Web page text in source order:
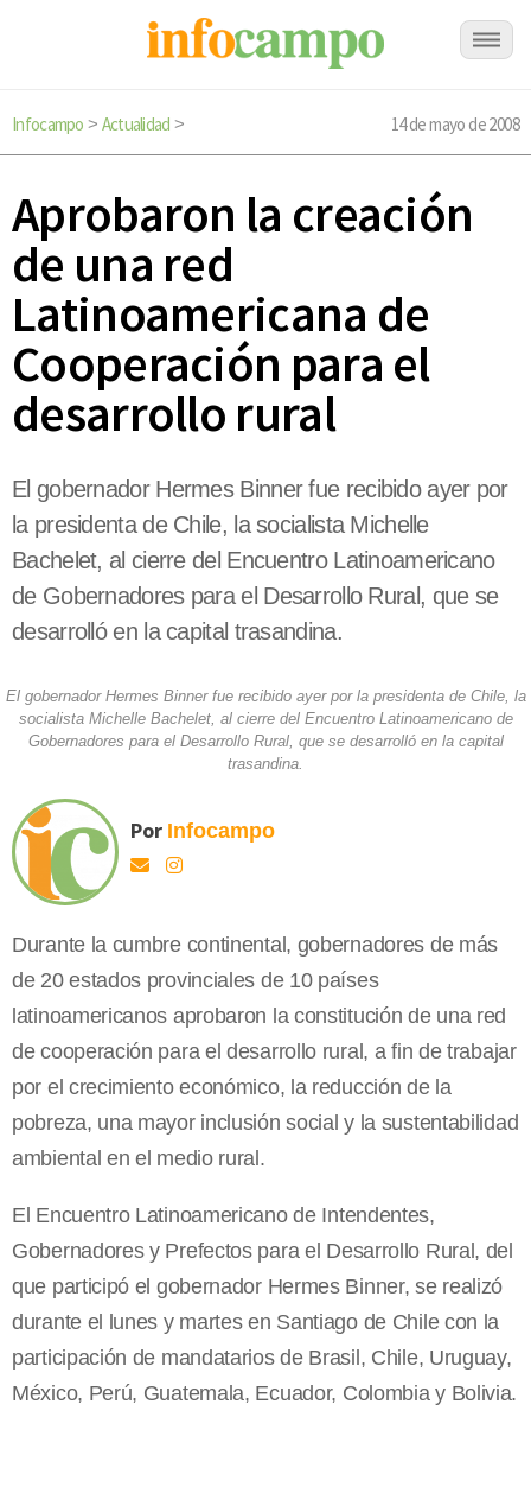
Infocampo > Actualidad > 14 de mayo de 2008
Aprobaron la creación
de una red
Latinoamericana de
Cooperación para el
desarrollo rural
El gobernador Hermes Binner fue recibido ayer por
la presidenta de Chile, la socialista Michelle
Bachelet, al cierre del Encuentro Latinoamericano
de Gobernadores para el Desarrollo Rural, que se
desarrolló en la capital trasandina.
El gobernador Hermes Binner fue recibido ayer por la presidenta de Chile, la
socialista Michelle Bachelet, al cierre del Encuentro Latinoamericano de
Gobernadores para el Desarrollo Rural, que se desarrolló en la capital
trasandina.
Por Infocampo
Durante la cumbre continental, gobernadores de más
de 20 estados provinciales de 10 países
latinoamericanos aprobaron la constitución de una red
de cooperación para el desarrollo rural, a fin de trabajar
por el crecimiento económico, la reducción de la
pobreza, una mayor inclusión social y la sustentabilidad
ambiental en el medio rural.
El Encuentro Latinoamericano de Intendentes,
Gobernadores y Prefectos para el Desarrollo Rural, del
que participó el gobernador Hermes Binner, se realizó
durante el lunes y martes en Santiago de Chile con la
participación de mandatarios de Brasil, Chile, Uruguay,
México, Perú, Guatemala, Ecuador, Colombia y Bolivia.